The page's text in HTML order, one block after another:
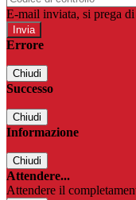
E-mail inviata, si prega
Errore
Chiudi
Successo
Chiudi
Informazione
Chiudi
Attendere...
Attendere il